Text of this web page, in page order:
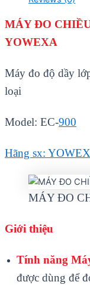
MÁY ĐO
YOWEXA
Máy đo độ dầy
loại
Model: EC-900
Hãng sx:
MÁY ĐO
Giới thiệu
Tính năng
được dùng để